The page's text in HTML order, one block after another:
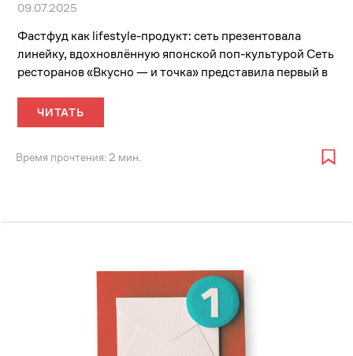
09.07.2025
Фастфуд как lifestyle-продукт: сеть презентовала
линейку, вдохновлённую японской поп-культурой Сеть
ресторанов «Вкусно — и точка» представила первый в
ЧИТАТЬ
Время прочтения: 2 мин.